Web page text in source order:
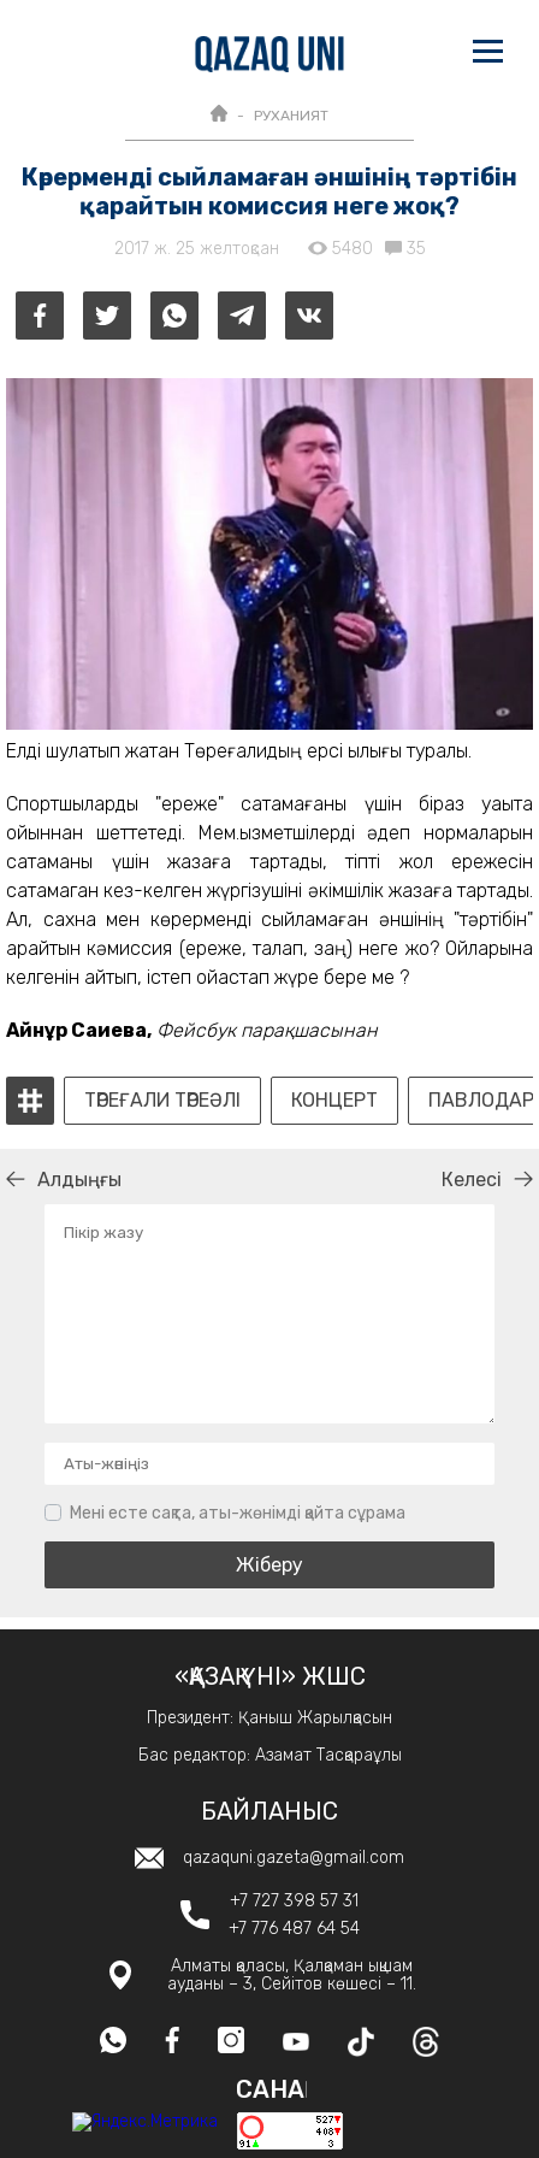
РУХАНИЯТ
Көрерменді сыйламаған әншінің тәртібін
қарайтын комиссия неге жоқ?
2017 ж. 25 желтоқсан 5480 35
Елді шулатып жатқан Төреғалидың ерсі қылығы туралы.
Спортшыларды "ереже" сақтамағаны үшін біраз уақытқа
ойыннан шеттетеді. Мем.қызметшілерді әдеп нормаларын
сақтаманы үшін жазаға тартады, тіпті жол ережесін
сақтамаган кез-келген жүргізушіні әкімшілік жазаға тартады.
Ал, сахна мен көрерменді сыйламаған әншінің "тәртібін"
қарайтын кәмиссия (ереже, талап, заң) неге жоқ? Ойларына
келгенін айтып, істеп ойқастап жүре бере ме ?
Айнұр Сағиева, Фейсбук парақшасынан
ТӨРЕҒАЛИ ТӨРЕӘЛІ КОНЦЕРТ ПАВЛОДАР
Алдыңғы Келесі
Мені есте сақта, аты-жөнімді қайта сұрама
«ҚАЗАҚ ҮНІ» ЖШС
Президент: Қаныш Жарылқасын
Бас редактор: Азамат Тасқараұлы
БАЙЛАНЫС
qazaquni.gazeta@gmail.com
+7 727 398 57 31
+7 776 487 64 54
Алматы қаласы, Қалқаман ықшам
ауданы – 3, Сейітов көшесі – 11.
САНАҚ